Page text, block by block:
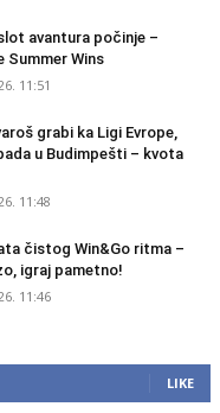
avantura počinje –
Summer Wins
11:51
grabi ka Ligi Evrope,
u Budimpešti – kvota
11:48
čistog Win&Go ritma –
igraj pametno!
11:46
LIKE